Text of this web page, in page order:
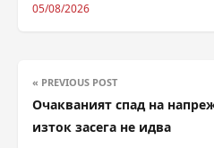
05/08/2026
« PREVIOUS POST
Очакваният спад на
изток засега не идва